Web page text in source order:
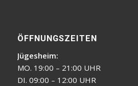
ÖFFNUNGSZEITEN
Jügesheim:
MO. 19:00 – 21:00 UHR
DI. 09:00 – 12:00 UHR